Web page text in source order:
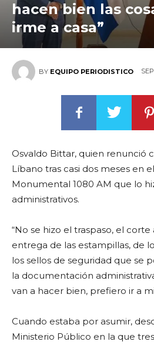
hacen bien las
irme a casa”
BY EQUIPO PERIODISTICO
Osvaldo Bittar, quien renunció
Líbano tras casi dos meses en
Monumental 1080 AM que lo
administrativos.
“No se hizo el traspaso, el corte
entrega de las estampillas, de
los sellos de seguridad que se
la documentación
van a hacer bien, prefiero ir a
Cuando estaba por asumir,
Ministerio Público en la que